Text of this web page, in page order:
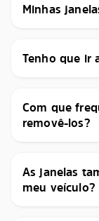
Minhas
Tenho que ir
Com que
removê-los?
As janelas
meu veículo?